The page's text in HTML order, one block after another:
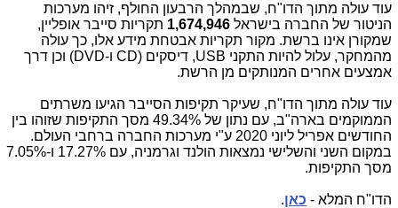
עוד עולה מתוך הדו"ח, שבמהלך הרבעון החולף, זיהו מערכות
הניטור של החברה בישראל 1,674,946 תקריות סייבר אופליין,
שמקורן אינו ברשת. מקור תקריות אבטחת מידע אלו, כך עולה
מהמחקר, עלול להיות התקני USB, דיסקים (CD ו-DVD) וכן דרך
אמצעים אחרים המנותקים מן הרשת.
עוד עולה מתוך הדו"ח, שעיקר תקיפות הסייבר הגיעו משרתים
הממוקמים בארה"ב, עם נתון של 49.34% מסך התקיפות שזוהו בין
החודשים אפריל ליוני 2020 ע"י מערכות החברה ברחבי העולם.
במקום השני והשלישי נמצאות הולנד וגרמניה, עם 17.27% ו-7.05%
מסך התקיפות.
הדו"ח המלא - כאן.